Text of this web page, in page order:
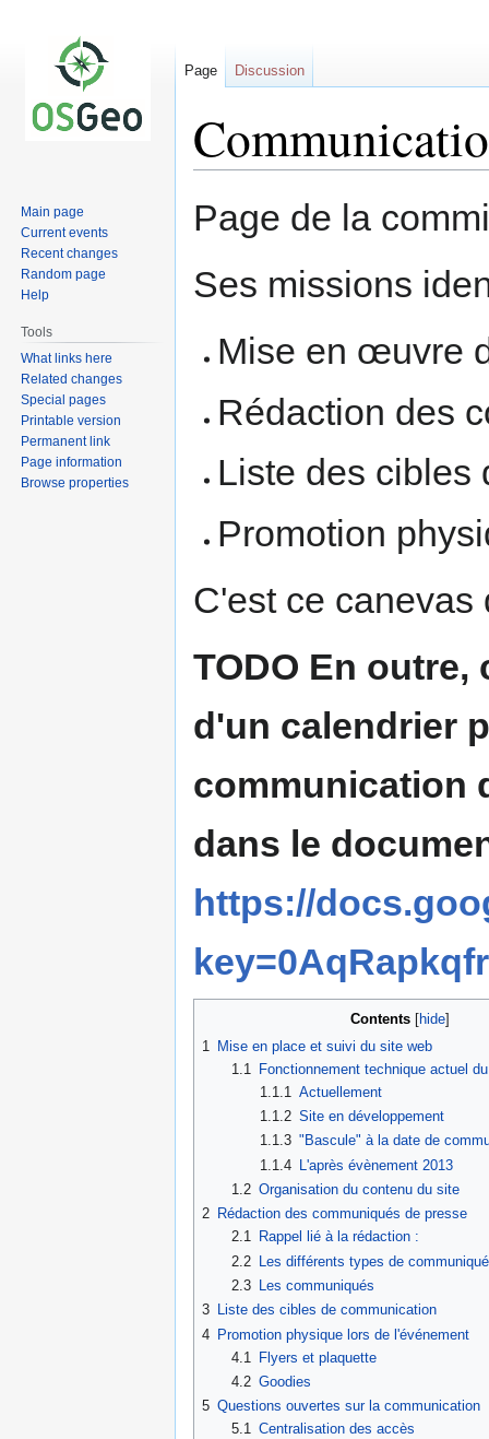
to
to
Page de la
Ses missions
Mise en œuvre
Rédaction des
Liste des cibles
Promotion
C'est ce
TODO En
d'un calendrier
communication
dans le
https://
Contents
1
Mise en place et suivi du site web
1.1
Fonctionnement technique actuel
1.1.1
Actuellement
1.1.2 Site en développement
1.1.3 "Bascule" à la date de
1.1.4 L'après évènement 2013
1.2 Organisation du contenu du site
2 Rédaction des communiqués de presse
2.1
Rappel lié à la rédaction :
2.2 Les différents types de
2.3
Les communiqués
3 Liste des cibles de communication
4 Promotion physique lors de l'événement
4.1
Flyers et plaquette
4.2 Goodies
5 Questions ouvertes sur la communication
5.1 Centralisation des accès
Page Discussion
Main page
Current events
Recent changes
Random page
Help
Tools
What links here
Related changes
Special pages
Printable version
Permanent link
Page information
Browse properties